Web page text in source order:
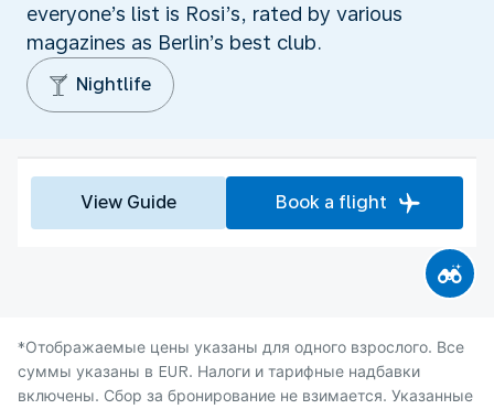
everyone’s list is Rosi’s, rated by various
magazines as Berlin’s best club.
Nightlife
View Guide Book a flight
*Отображаемые цены указаны для одного взрослого. Все
суммы указаны в EUR. Налоги и тарифные надбавки
включены. Сбор за бронирование не взимается. Указанные